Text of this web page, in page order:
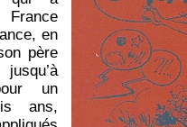
en
père
un
ans,